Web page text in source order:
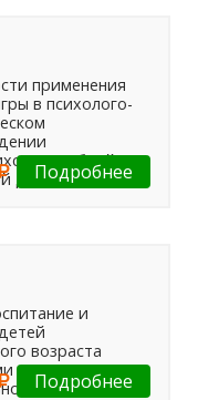
применения
в психолого-
в учебной и
деятельности
Подробнее
и
возраста
театрально-
деятельности
Подробнее